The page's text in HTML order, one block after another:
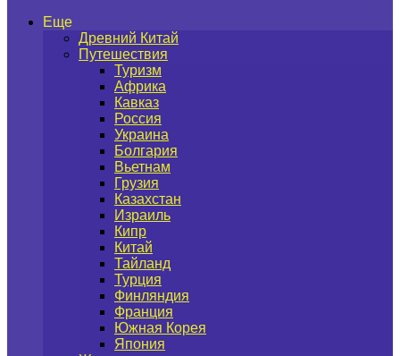
Еще
Древний Китай
Путешествия
Туризм
Африка
Кавказ
Россия
Украина
Болгария
Вьетнам
Грузия
Казахстан
Израиль
Кипр
Китай
Тайланд
Турция
Финляндия
Франция
Южная Корея
Япония